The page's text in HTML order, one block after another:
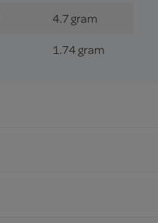
4.7 gram
1.74 gram